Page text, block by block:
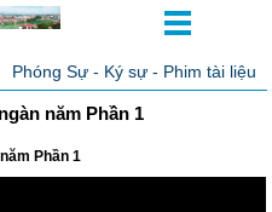
Phóng Sự - Ký sự - Phim tài liệu
năm Phần 1
Phần 1